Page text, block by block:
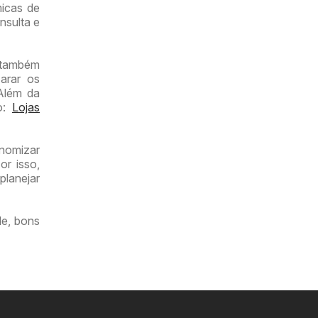
de
e
os
da
Lojas
isso,
bons